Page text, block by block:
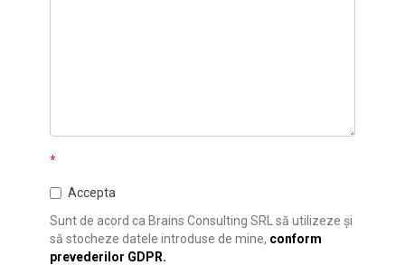
*
Accepta
Sunt de acord ca Brains Consulting SRL să utilizeze și
să stocheze datele introduse de mine, conform
prevederilor GDPR.